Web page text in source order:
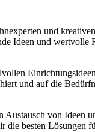
und
Ideen und wertvolle
und auf die
von Ideen
besten Lösungen